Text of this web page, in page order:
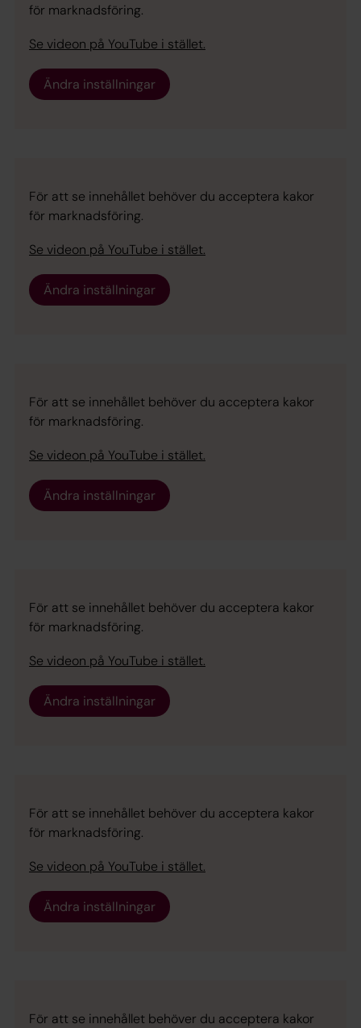
för marknadsföring.
Se videon på YouTube i stället.
Ändra inställningar
För att se innehållet behöver du acceptera kakor
för marknadsföring.
Se videon på YouTube i stället.
Ändra inställningar
För att se innehållet behöver du acceptera kakor
för marknadsföring.
Se videon på YouTube i stället.
Ändra inställningar
För att se innehållet behöver du acceptera kakor
för marknadsföring.
Se videon på YouTube i stället.
Ändra inställningar
För att se innehållet behöver du acceptera kakor
för marknadsföring.
Se videon på YouTube i stället.
Ändra inställningar
För att se innehållet behöver du acceptera kakor